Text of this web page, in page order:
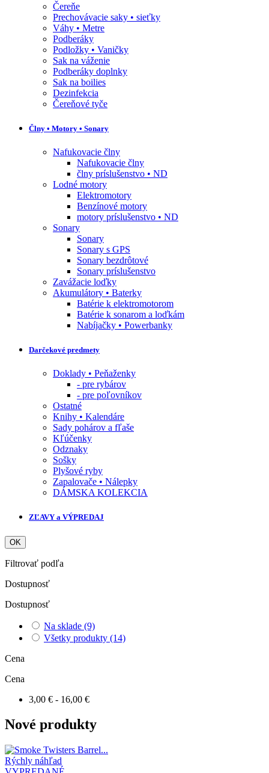
Čereňe
Prechovávacie saky • sieťky
Váhy • Metre
Podberáky
Podložky • Vaničky
Sak na váženie
Podberáky doplnky
Sak na boilies
Dezinfekcia
Čereňové tyče
Člny • Motory • Sonary
Nafukovacie člny
Nafukovacie člny
člny príslušenstvo • ND
Lodné motory
Elektromotory
Benzínové motory
motory príslušenstvo • ND
Sonary
Sonary
Sonary s GPS
Sonary bezdrôtové
Sonary príslušenstvo
Zavážacie loďky
Akumulátory • Baterky
Batérie k elektromotorom
Batérie k sonarom a loďkám
Nabíjačky • Powerbanky
Darčekové predmety
Doklady • Peňaženky
- pre rybárov
- pre poľovníkov
Ostatné
Knihy • Kalendáre
Sady pohárov a fľaše
Kľúčenky
Odznaky
Sošky
Plyšové ryby
Zapalovače • Nálepky
DÁMSKA KOLEKCIA
ZĽAVY a VÝPREDAJ
OK
Filtrovať podľa
Dostupnosť
Dostupnosť
Na sklade (9)
Všetky produkty (14)
Cena
Cena
3,00 € - 16,00 €
Nové produkty
Rýchly náhľad